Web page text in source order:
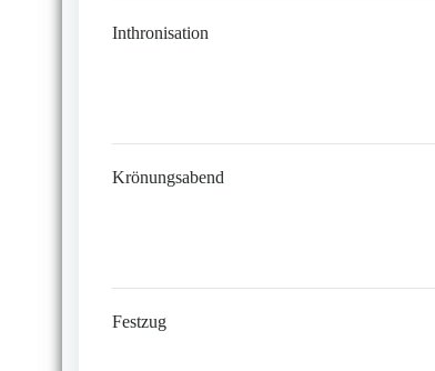
Inthronisation
Krönungsabend
Festzug